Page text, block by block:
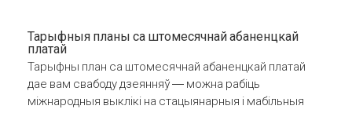
Тарыфныя планы са штомесячнай абаненцкай
платай
Тарыфны план са штомесячнай абаненцкай платай
дае вам свабоду дзеянняў — можна рабіць
міжнародныя выклікі на стацыянарныя і мабільныя